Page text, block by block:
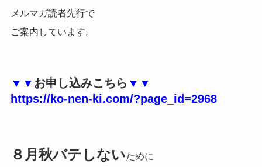
メルマガ読者先行で
ご案内しています。
▼▼ お申し込みこちら ▼▼
https://ko-nen-ki.com/?page_id=2968
８月秋バテしないために